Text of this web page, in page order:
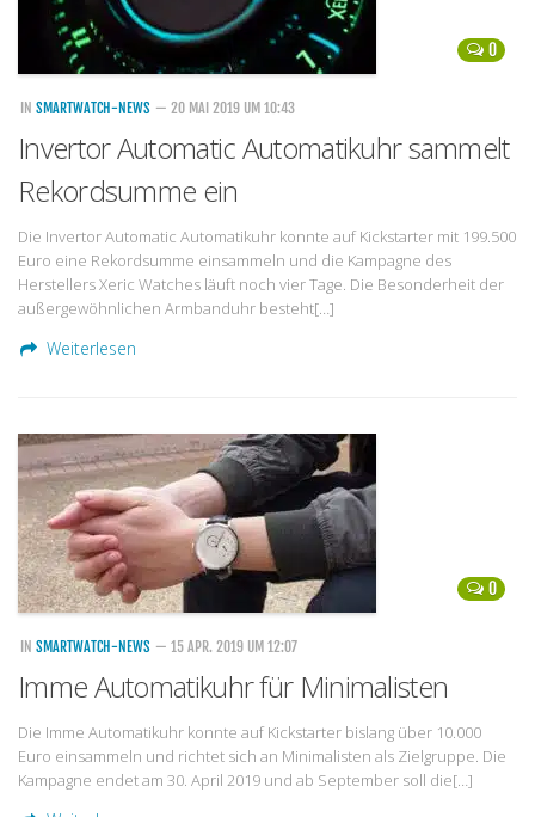
0
IN SMARTWATCH-NEWS — 20 MAI 2019 UM 10:43
Invertor Automatic Automatikuhr sammelt
Rekordsumme ein
Die Invertor Automatic Automatikuhr konnte auf Kickstarter mit 199.500
Euro eine Rekordsumme einsammeln und die Kampagne des
Herstellers Xeric Watches läuft noch vier Tage. Die Besonderheit der
außergewöhnlichen Armbanduhr besteht[…]
Weiterlesen
0
IN SMARTWATCH-NEWS — 15 APR. 2019 UM 12:07
Imme Automatikuhr für Minimalisten
Die Imme Automatikuhr konnte auf Kickstarter bislang über 10.000
Euro einsammeln und richtet sich an Minimalisten als Zielgruppe. Die
Kampagne endet am 30. April 2019 und ab September soll die[…]